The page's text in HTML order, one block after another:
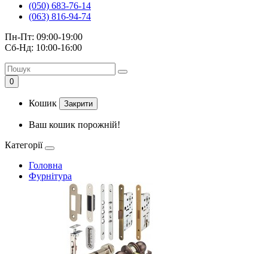
(050) 683-76-14
(063) 816-94-74
Пн-Пт: 09:00-19:00
Сб-Нд: 10:00-16:00
0
Кошик Закрити
Ваш кошик порожній!
Категорії
Головна
Фурнітура